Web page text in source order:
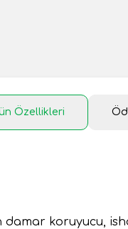
Özellikleri
damar koruyucu,